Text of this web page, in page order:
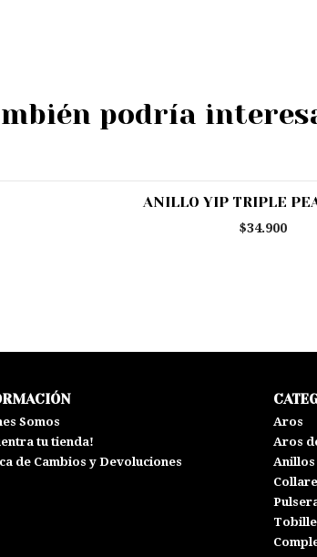
podría
ANILLO YIP TRIPLE
$34.900
Somos
tu tienda!
de Cambios y Devoluciones
Aros
Aros
Anillos